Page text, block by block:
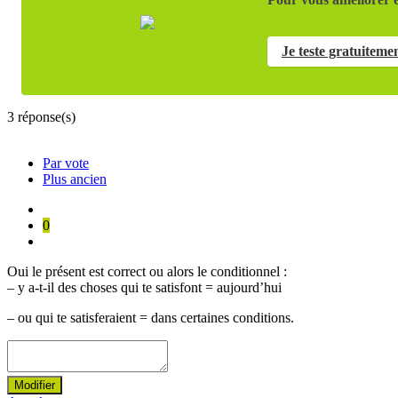
Je teste
3 réponse(s)
Par vote
Plus ancien
0
Oui le présent est correct ou alors le conditionnel :
– y a-t-il des choses qui te satisfont = aujourd’hui
– ou qui te satisferaient = dans certaines conditions.
Modifier